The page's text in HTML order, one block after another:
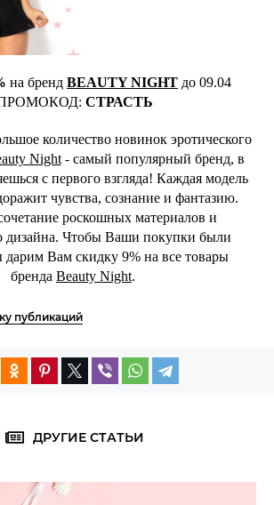
на бренд BEAUTY NIGHT до 09.04
СТРАСТЬ
количество новинок эротического
Night- самый популярный бренд, в
с первого взгляда! Каждая модель
чувства, сознание и фантазию.
роскошных материалов и
дизайна. Чтобы Ваши покупки были
дарим Вам скидку 9% на все товары
бренда Beauty Night.
публикаций
ДРУГИЕ СТАТЬИ